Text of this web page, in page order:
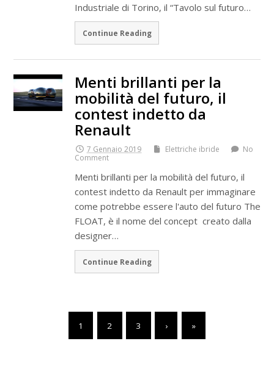
Industriale di Torino, il “Tavolo sul futuro…
Continue Reading
Menti brillanti per la
mobilità del futuro, il
contest indetto da
Renault
7 Gennaio 2019 Elettriche ibride
No
Comment
Menti brillanti per la mobilità del futuro, il
contest indetto da Renault per immaginare
come potrebbe essere l'auto del futuro The
FLOAT, è il nome del concept creato dalla
designer…
Continue Reading
1 2 3 › »